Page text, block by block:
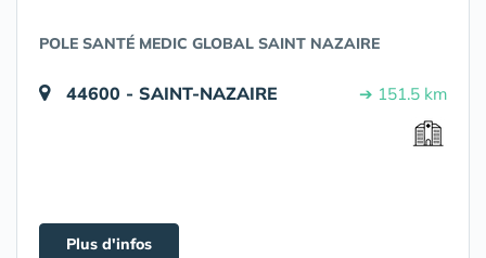
POLE SANTÉ MEDIC GLOBAL SAINT NAZAIRE
44600 - SAINT-NAZAIRE ➔ 151.5 km
Plus d'infos